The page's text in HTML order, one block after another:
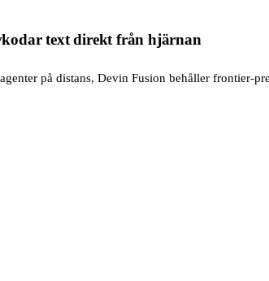
text direkt från hjärnan
på distans, Devin Fusion behåller frontier-